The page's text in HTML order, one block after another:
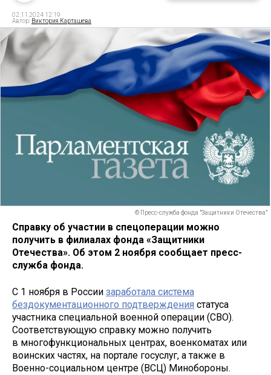
02.11.2024 12:19
Автор: Виктория Карташева
© Пресс-служба фонда "Защитники Отечества"
Справку об участии в спецоперации можно
получить в филиалах фонда «Защитники
Отечества». Об этом 2 ноября сообщает пресс-
служба фонда.
С 1 ноября в России заработала система
бездокументационного подтверждения статуса
участника специальной военной операции (СВО).
Соответствующую справку можно получить
в многофункциональных центрах, военкоматах или
воинских частях, на портале госуслуг, а также в
Военно-социальном центре (ВСЦ) Минобороны.